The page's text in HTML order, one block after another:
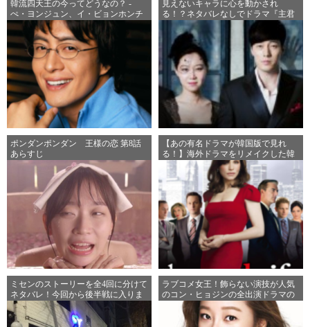
韓流四天王の今ってどうなの？ -
ぺ・ヨンジュン、イ・ビョンホンチ
ャン・ドンゴン、ウォンビン-
見えないキャラに心を動かされ
る！？ネタバレなしでドラマ『主君
の太陽』を100倍面白く！
ポンダンポンダン 王様の恋 第8話
あらすじ
【あの有名ドラマが韓国版で見れ
る！】海外ドラマをリメイクした韓
国ドラマ特集!!
ミセンのストーリーを全4回に分けて
ネタバレ！今回から後半戦に入りま
す！
ラブコメ女王！飾らない演技が人気
のコン・ヒョジンの全出演ドラマの
魅力まとめ！